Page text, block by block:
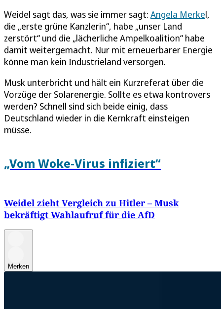
Weidel sagt das, was sie immer sagt: Angela Merkel,
die „erste grüne Kanzlerin“, habe „unser Land
zerstört“ und die „lächerliche Ampelkoalition“ habe
damit weitergemacht. Nur mit erneuerbarer Energie
könne man kein Industrieland versorgen.
Musk unterbricht und hält ein Kurzreferat über die
Vorzüge der Solarenergie. Sollte es etwa kontrovers
werden? Schnell sind sich beide einig, dass
Deutschland wieder in die Kernkraft einsteigen
müsse.
„Vom Woke-Virus infiziert“
Weidel zieht Vergleich zu Hitler – Musk
bekräftigt Wahlaufruf für die AfD
Merken